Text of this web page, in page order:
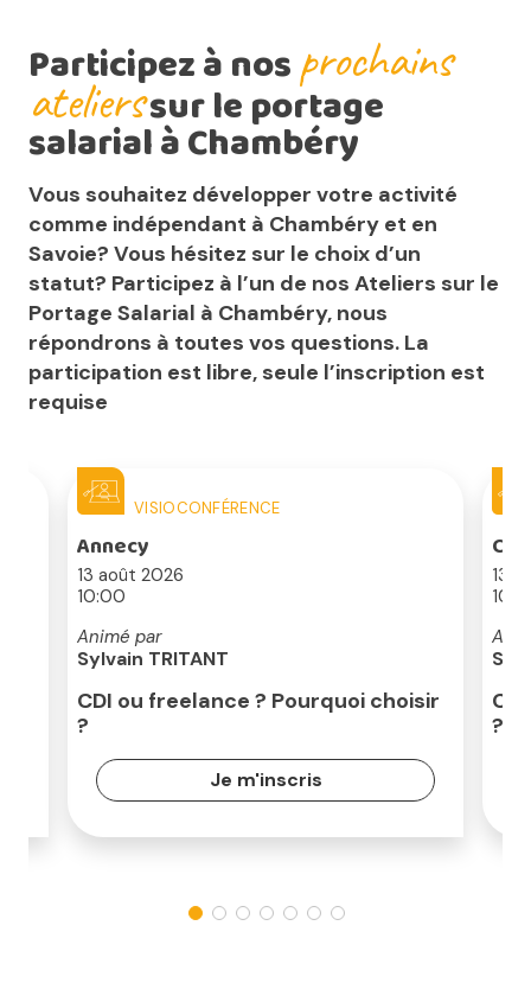
Participez à nosprochains
atelierssur le portage
salarial à Chambéry
Vous souhaitez développer votre activité
comme indépendant à Chambéry et en
Savoie? Vous hésitez sur le choix d’un
statut? Participez à l’un de nos Ateliers sur le
Portage Salarial à Chambéry, nous
répondrons à toutes vos questions. La
participation est libre, seule l’inscription est
requise
VISIOCONFÉRENCE
Annecy
13 août 2026
10:00
Animé par
Sylvain TRITANT
CDI ou freelance ? Pourquoi choisir
?
Je m'inscris
13
?